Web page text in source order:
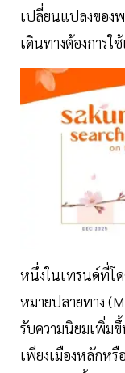
เปลี่ยนแปลงของ
เดินทางต้องการใ
หนึ่งในเทรนด์ที่โ
หมายปลายทาง
รับความนิยมเพิ่ม
เพียงเมืองหลักหรื